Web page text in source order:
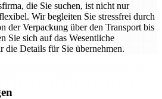
die Sie suchen, ist nicht nur
Wir begleiten Sie stressfrei durch
der Verpackung über den Transport bis
Sie sich auf das Wesentliche
die Details für Sie übernehmen.